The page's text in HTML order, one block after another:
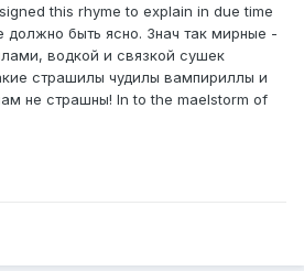
this rhyme to explain in due time
должно быть ясно. Знач так мирные -
водкой и связкой сушек
страшилы чудилы вампириллы и
не страшны! In to the maelstorm of